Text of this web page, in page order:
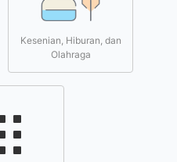
Kesenian, Hiburan, dan
Olahraga